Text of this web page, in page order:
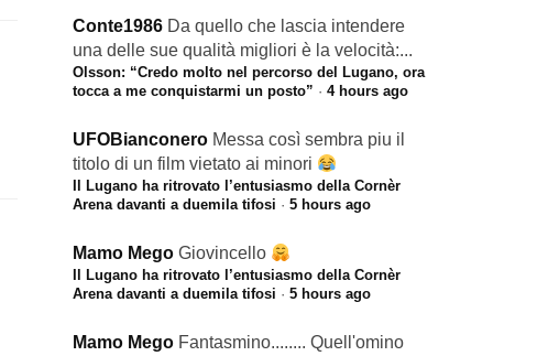
Conte1986 Da quello che lascia intendere
una delle sue qualità migliori è la velocità:...
Olsson: “Credo molto nel percorso del Lugano, ora
tocca a me conquistarmi un posto” · 4 hours ago
UFOBianconero Messa così sembra piu il
titolo di un film vietato ai minori
Il Lugano ha ritrovato l’entusiasmo della Cornèr
Arena davanti a duemila tifosi · 5 hours ago
Mamo Mego Giovincello
Il Lugano ha ritrovato l’entusiasmo della Cornèr
Arena davanti a duemila tifosi · 5 hours ago
Mamo Mego Fantasmino........ Quell'omino